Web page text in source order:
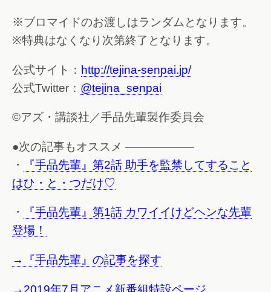
※ブロマイドのお渡しはランダムとなります。
※特典はなくなり次第終了となります。
公式サイト： http://tejina-senpai.jp/
公式Twitter： @tejina_senpai
©アズ・講談社／手品先輩製作委員会
●次の記事もオススメ ——————
・
『手品先輩』第2話 助手を監禁してすること
はひ・と・つだけ♡
・
『手品先輩』第1話 カワイイけどヘンな先輩
登場！
→『手品先輩』の記事を探す
→2019年7月アニメ新番組特設ページ